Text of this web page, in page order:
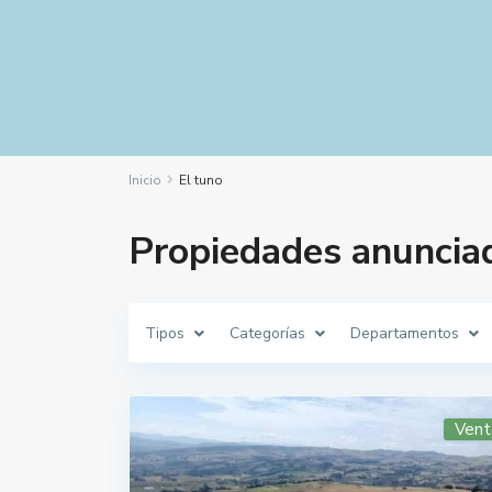
Inicio El tuno
Propiedades
Tipos Categorías Departamentos